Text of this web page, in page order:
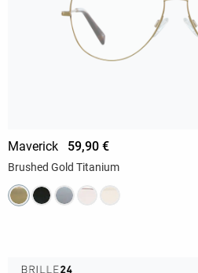
Maverick 59,90 €
Brushed Gold Titanium